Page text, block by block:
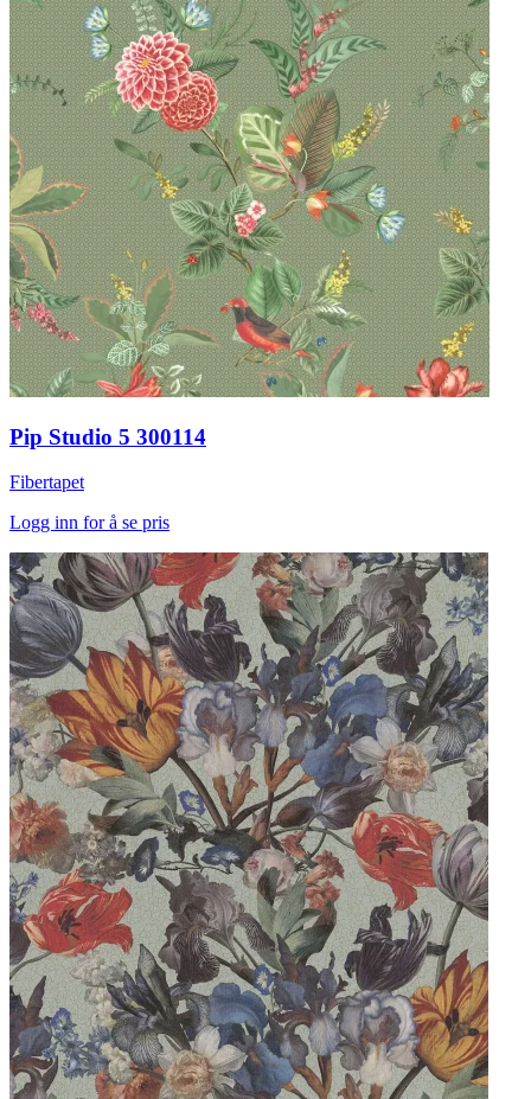
Pip Studio 5 300114
Fibertapet
Logg inn for å se pris